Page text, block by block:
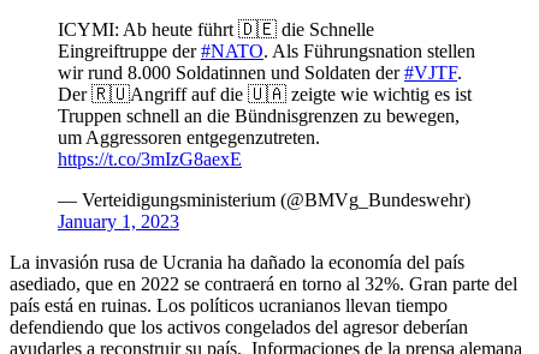
ICYMI: Ab heute führt 🇩🇪 die Schnelle
Eingreiftruppe der#NATO. Als Führungsnation stellen
wir rund 8.000 Soldatinnen und Soldaten der#VJTF.
Der 🇷🇺Angriff auf die 🇺🇦 zeigte wie wichtig es ist
Truppen schnell an die Bündnisgrenzen zu bewegen,
um Aggressoren entgegenzutreten.
https://t.co/3mIzG8aexE
— Verteidigungsministerium (@BMVg_Bundeswehr)
January 1, 2023
La invasión rusa de Ucrania ha dañado la economía del país
asediado, que en 2022 se contraerá en torno al 32%. Gran parte del
país está en ruinas. Los políticos ucranianos llevan tiempo
defendiendo que los activos congelados del agresor deberían
ayudarles a reconstruir su país. Informaciones de la prensa alemana